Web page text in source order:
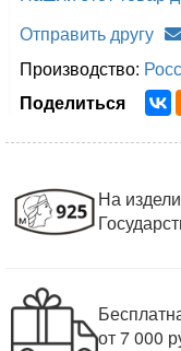
Отправить другу
Производство:
Поделиться
На
от 7 000